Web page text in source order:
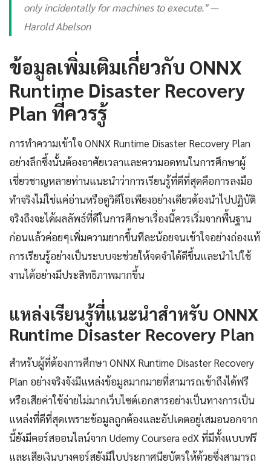
only incidentally for machines to execute." —
Harold Abelson
ข้อมูลเพิ่มเติมเกี่ยวกับ ONNX
Runtime Disaster Recovery
Plan ที่ควรรู้
การทำความเข้าใจ ONNX Runtime Disaster Recovery Plan
อย่างลึกซึ้งนั้นต้องอาศัยเวลาและความอดทนในการศึกษาผู้
เชี่ยวชาญหลายท่านแนะนำว่าการเรียนรู้ที่ดีที่สุดคือการลงมือ
ทำจริงไม่ใช่แค่อ่านหรือดูวิดีโอเพียงอย่างเดียวต้องนำไปปฏิบัติ
จริงถึงจะได้ผลลัพธ์ที่ดีในการศึกษาเรื่องนี้ควรเริ่มจากพื้นฐาน
ก่อนแล้วค่อยๆเพิ่มความยากขึ้นทีละน้อยจนเข้าใจอย่างถ่องแท้
การเรียนรู้อย่างเป็นระบบจะช่วยให้จดจำได้ดีขึ้นและนำไปใช้
งานได้อย่างมีประสิทธิภาพมากขึ้น
แหล่งเรียนรู้ที่แนะนำสำหรับ ONNX
Runtime Disaster Recovery Plan
สำหรับผู้ที่ต้องการศึกษา ONNX Runtime Disaster Recovery
Plan อย่างจริงจังมีแหล่งข้อมูลมากมายที่สามารถเข้าถึงได้ฟรี
หรือเสียค่าใช้จ่ายไม่มากเว็บไซต์เอกสารอย่างเป็นทางการเป็น
แหล่งที่ดีที่สุดเพราะข้อมูลถูกต้องและอัปเดตอยู่เสมอนอกจาก
นี้ยังมีคอร์สออนไลน์จาก Udemy Coursera edX ที่มีทั้งแบบฟรี
และเสียเงินบางคอร์สยังมีใบประกาศนียบัตรให้ด้วยซึ่งสามารถ